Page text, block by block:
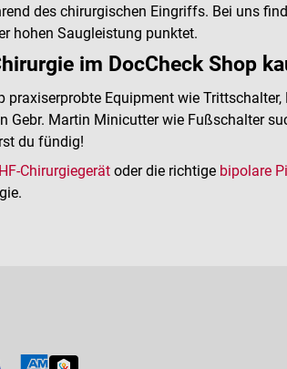
des chirurgischen Eingriffs. Bei uns
hohen Saugleistung punktet.
im DocCheck Shop
praxiserprobte Equipment wie
Gebr. Martin Minicutter wie Fußschalter
du fündig!
HF-Chirurgiegerät oder die richtige bipolare